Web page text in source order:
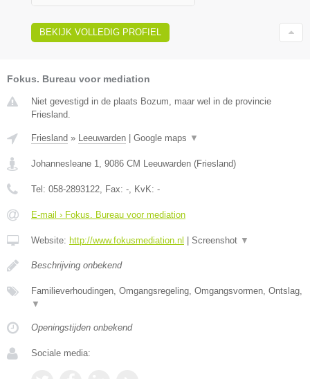
BEKIJK VOLLEDIG PROFIEL
Fokus. Bureau voor mediation
Niet gevestigd in de plaats Bozum, maar wel in de provincie
Friesland.
Friesland » Leeuwarden Google maps ▼
Johannesleane 1 9086 CM Leeuwarden (Friesland)
Tel: 058-2893122 , Fax: - , KvK: -
E-mail › Fokus. Bureau voor mediation
Website: http://www.fokusmediation.nl Screenshot ▼
Beschrijving onbekend
Familieverhoudingen, Omgangsregeling, Omgangsvormen, Ontslag,
▼
Openingstijden onbekend
Sociale media: